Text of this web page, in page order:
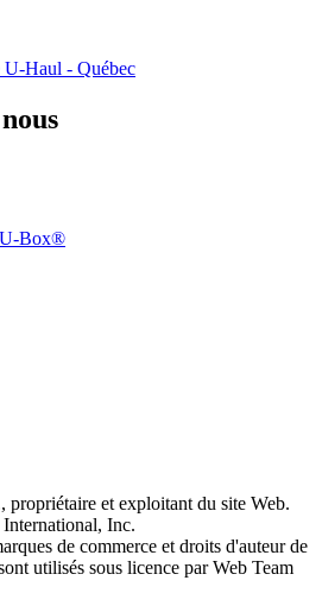
U-Haul - Québec
U-Box®
propriétaire et exploitant du site Web.
International, Inc.
de commerce et droits d'auteur de
utilisés sous licence par Web Team